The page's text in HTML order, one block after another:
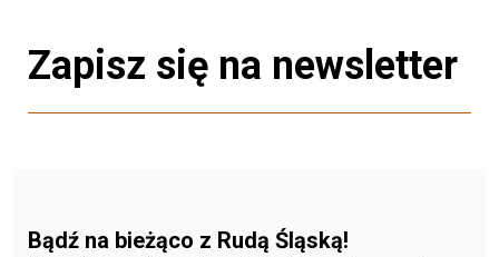
Zapisz się na newsletter
Bądź na bieżąco z Rudą Śląską!